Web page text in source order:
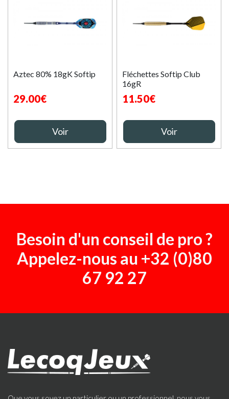
Aztec 80% 18gK Softip
29.00€
Voir
Fléchettes Softip Club
16gR
11.50€
Voir
Besoin d'un conseil de pro ?
Appelez-nous au +32 (0)80
67 92 27